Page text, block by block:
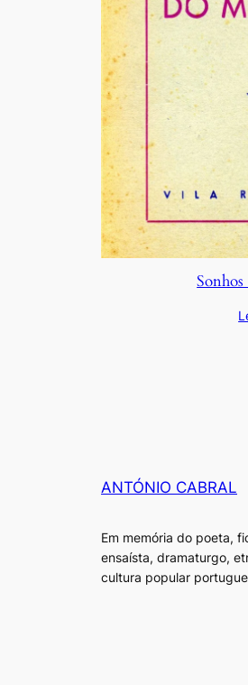
ANTÓNIO CABRAL
Em memória do poeta,
ensaísta, dramaturgo,
cultura popular